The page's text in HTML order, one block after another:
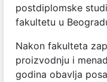
postdiplomske
fakultetu u
Nakon fakulteta
proizvodnju i
godina obavlјa